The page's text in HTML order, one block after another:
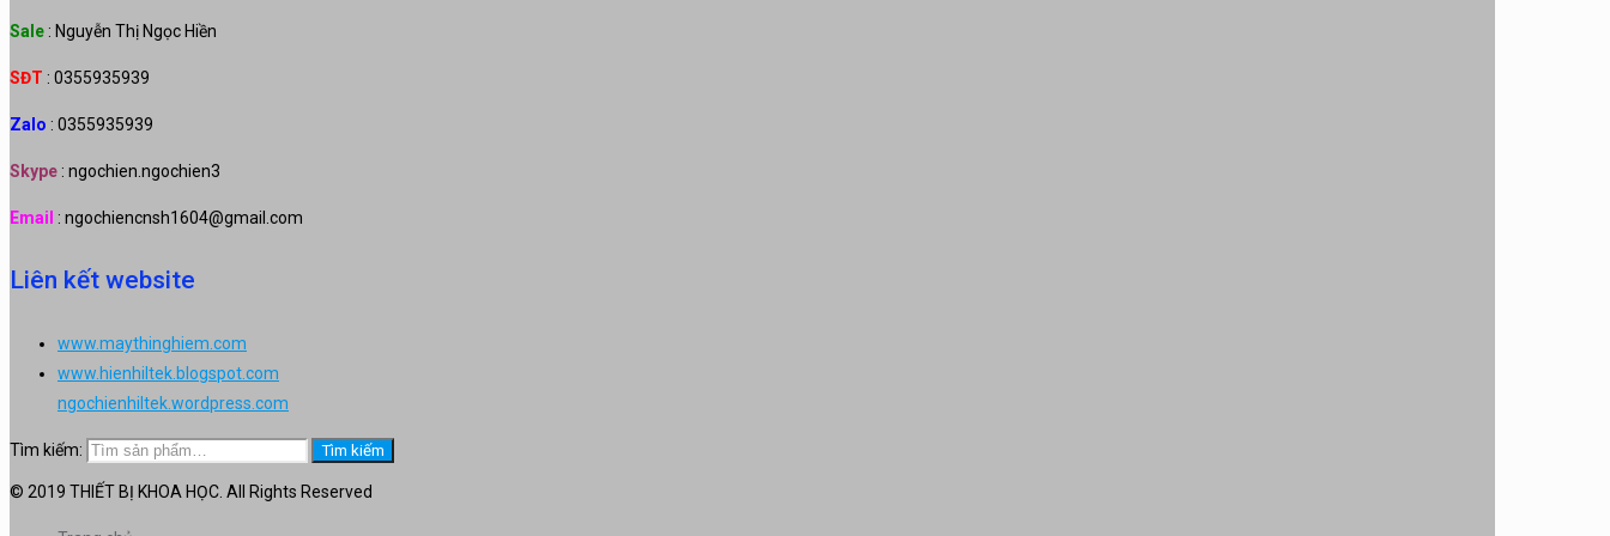
Sale : Nguyễn Thị Ngọc Hiền
SĐT : 0355935939
Zalo : 0355935939
Skype : ngochien.ngochien3
Email : ngochiencnsh1604@gmail.com
Liên kết website
www.maythinghiem.com
www.hienhiltek.blogspot.com
ngochienhiltek.wordpress.com
Tìm kiếm: Tìm kiếm
© 2019 THIẾT BỊ KHOA HỌC. All Rights Reserved